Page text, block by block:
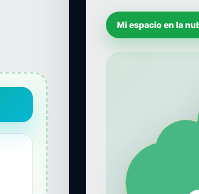
Mi espacio en la